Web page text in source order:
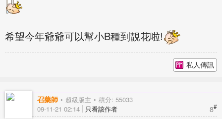
希望今年爺爺可以幫小B種到靚花啦!
私人傳訊
召藥師 超級版主 積分: 55033
8#
09-11-21 02:14 只看該作者